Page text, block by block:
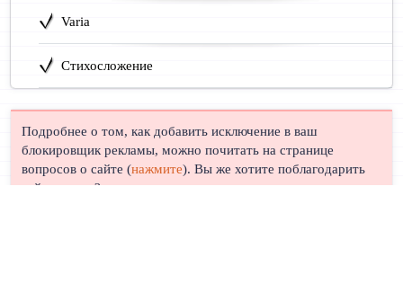
Varia
Стихосложение
Подробнее о том, как добавить исключение в ваш
блокировщик рекламы, можно почитать на странице
вопросов о сайте (нажмите). Вы же хотите поблагодарить
сайт, правда?